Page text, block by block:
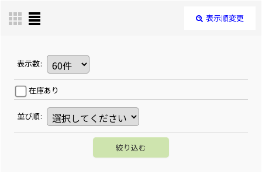
表示順変更
表示数:
在庫あり
並び順:
絞り込む